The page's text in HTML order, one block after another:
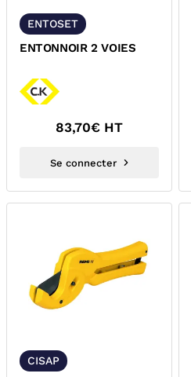
ENTOSET
ENTONNOIR 2 VOIES
83,70€ HT
Se connecter
CISAP